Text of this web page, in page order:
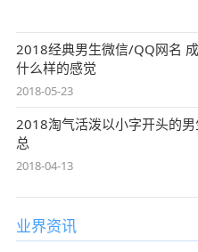
2018经典男生微信/QQ网名
什么样的感觉
2018-05-23
2018淘气活泼以小字开头的
总
2018-04-13
业界资讯